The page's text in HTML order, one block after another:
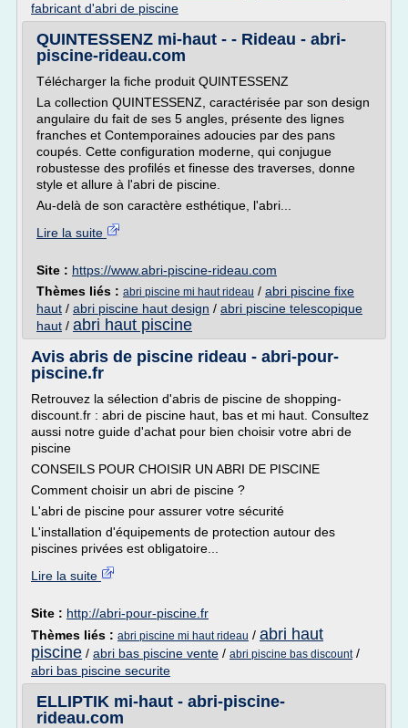
fabricant d'abri de piscine
QUINTESSENZ mi-haut - - Rideau - abri-
piscine-rideau.com
Télécharger la fiche produit QUINTESSENZ
La collection QUINTESSENZ, caractérisée par son design
angulaire du fait de ses 5 angles, présente des lignes
franches et Contemporaines adoucies par des pans
coupés. Cette configuration moderne, qui conjugue
robustesse des profilés et finesse des traverses, donne
style et allure à l'abri de piscine.
Au-delà de son caractère esthétique, l'abri...
Lire la suite
Site : https://www.abri-piscine-rideau.com
Thèmes liés : abri piscine mi haut rideau / abri piscine fixe
haut / abri piscine haut design / abri piscine telescopique
haut / abri haut piscine
Avis abris de piscine rideau - abri-pour-
piscine.fr
Retrouvez la sélection d'abris de piscine de shopping-
discount.fr : abri de piscine haut, bas et mi haut. Consultez
aussi notre guide d'achat pour bien choisir votre abri de
piscine
CONSEILS POUR CHOISIR UN ABRI DE PISCINE
Comment choisir un abri de piscine ?
L'abri de piscine pour assurer votre sécurité
L'installation d'équipements de protection autour des
piscines privées est obligatoire...
Lire la suite
Site : http://abri-pour-piscine.fr
Thèmes liés : abri piscine mi haut rideau / abri haut
piscine / abri bas piscine vente / abri piscine bas discount/
abri bas piscine securite
ELLIPTIK mi-haut - abri-piscine-
rideau.com